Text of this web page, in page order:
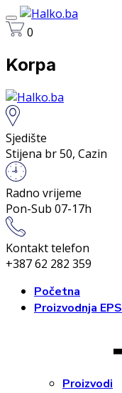
0
Korpa
Sjedište
Stijena br 50, Cazin
Radno vrijeme
Pon-Sub 07-17h
Kontakt telefon
+387 62 282 359
Početna
Proizvodnja EPS
Proizvodi